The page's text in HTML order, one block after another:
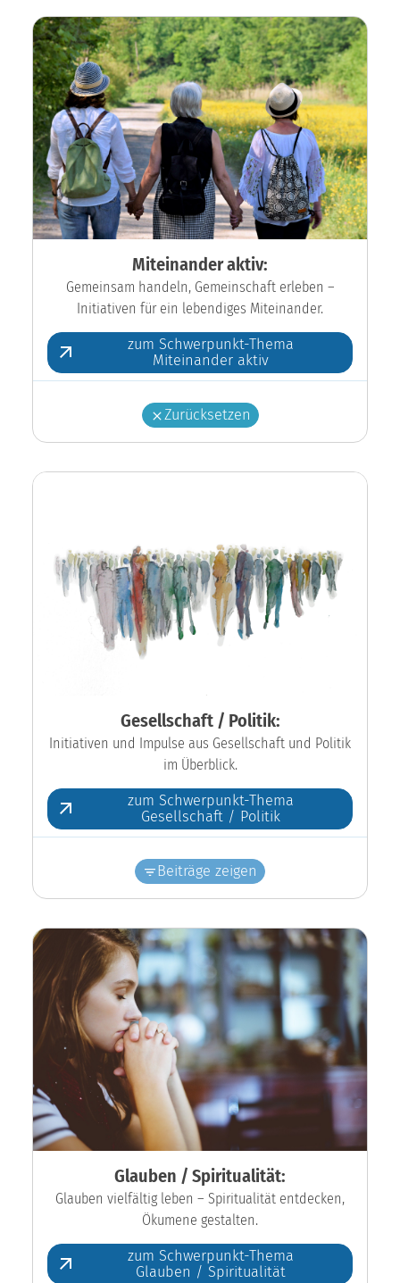
Miteinander aktiv:
Gemeinsam handeln, Gemeinschaft erleben –
Initiativen für ein lebendiges Miteinander.
zum Schwerpunkt-Thema
Miteinander aktiv
Zurücksetzen
Gesellschaft / Politik:
Initiativen und Impulse aus Gesellschaft und Politik
im Überblick.
zum Schwerpunkt-Thema
Gesellschaft / Politik
Beiträge zeigen
Glauben / Spiritualität:
Glauben vielfältig leben – Spiritualität entdecken,
Ökumene gestalten.
zum Schwerpunkt-Thema
Glauben / Spiritualität